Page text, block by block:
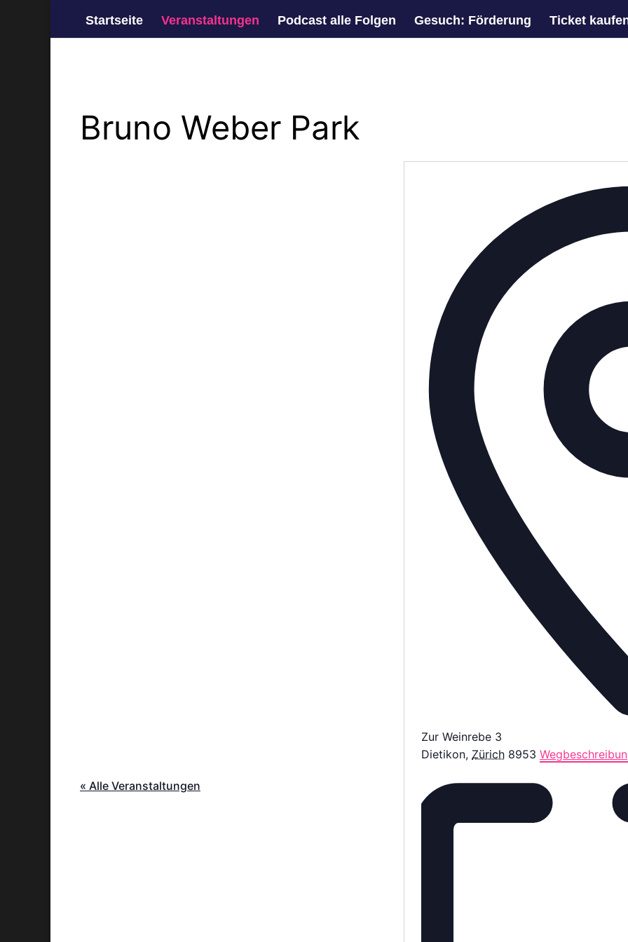
Startseite Veranstaltungen Podcast alle Folgen Gesuch: Förderung Ticket
Bruno Weber Park
« Alle Veranstaltungen
Zur Weinrebe 3
Dietikon, Zürich 8953